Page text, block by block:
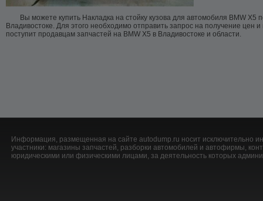
Вы можете купить Накладка на стойку кузова для автомобиля BMW X5
Владивостоке. Для этого необходимо отправить запрос на получение цен
поступит продавцам запчастей на BMW X5 в Владивостоке и области.
Информация, размещенная на сайте autodump.ru носит исключительно
участники: магазины запчастей, разборки автомобилей и автофирмы,
юридическими или физическими лицами, за деятельность которых